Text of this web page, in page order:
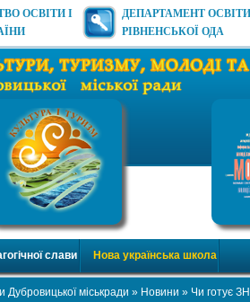
ОСВІТИ І
ДЕПАРТАМЕНТ
РІВНЕНСЬКОЇ ОДА
слави Нова українська школа
Дубровицької міськради » Новини » Чи готує